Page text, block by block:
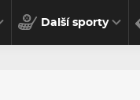
Další sporty